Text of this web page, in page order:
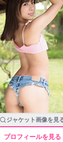
ジャケット画像を見
プロフィールを見る